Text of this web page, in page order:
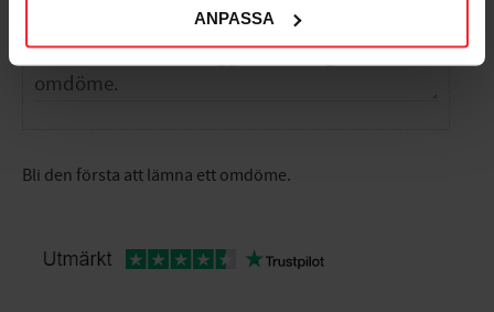
ANPASSA
Bli den första att lämna ett omdöme.